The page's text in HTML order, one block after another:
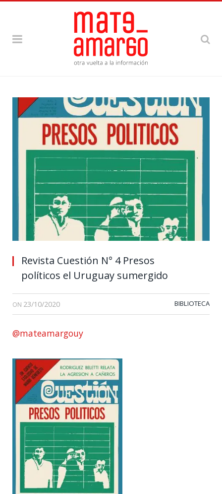
Revista Cuestión N° 4 Presos
políticos el Uruguay sumergido
ON 23/10/2020 BIBLIOTECA
@mateamargouy